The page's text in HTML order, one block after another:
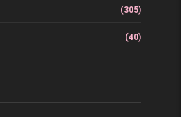
(305)
(40)